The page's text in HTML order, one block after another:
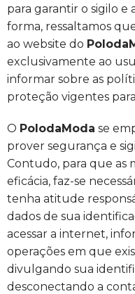
para garantir o sigilo e
forma, ressaltamos
ao website do
exclusivamente ao
informar sobre as
proteção vigentes
O PolodaModa se
prover segurança e
Contudo, para que as
eficácia, faz-se
tenha atitude
dados de sua
acessar a internet,
operações em que
divulgando sua
desconectando a